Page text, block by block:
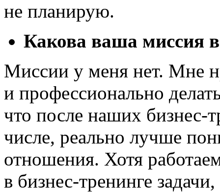
не планирую.
Какова ваша миссия
Миссии у меня нет. Мне
и профессионально
что после наших бизнес-
числе, реально лучше
отношения. Хотя
в бизнес-тренинге